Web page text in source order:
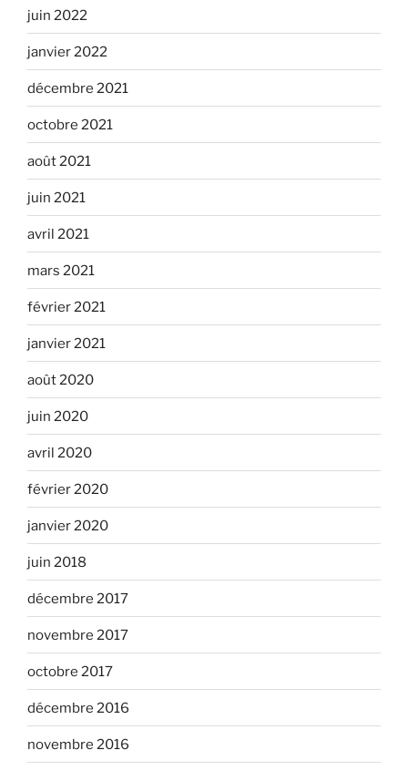
juin 2022
janvier 2022
décembre 2021
octobre 2021
août 2021
juin 2021
avril 2021
mars 2021
février 2021
janvier 2021
août 2020
juin 2020
avril 2020
février 2020
janvier 2020
juin 2018
décembre 2017
novembre 2017
octobre 2017
décembre 2016
novembre 2016